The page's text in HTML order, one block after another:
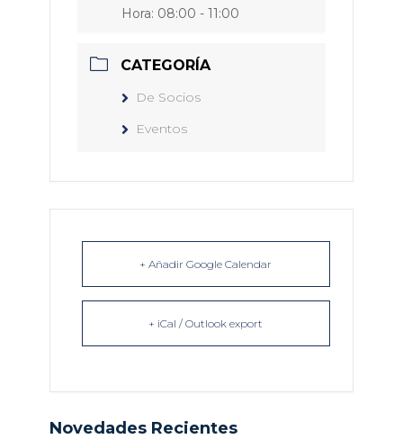
Hora: 08:00 - 11:00
CATEGORÍA
De Socios
Eventos
+ Añadir Google Calendar
+ iCal / Outlook export
Novedades Recientes